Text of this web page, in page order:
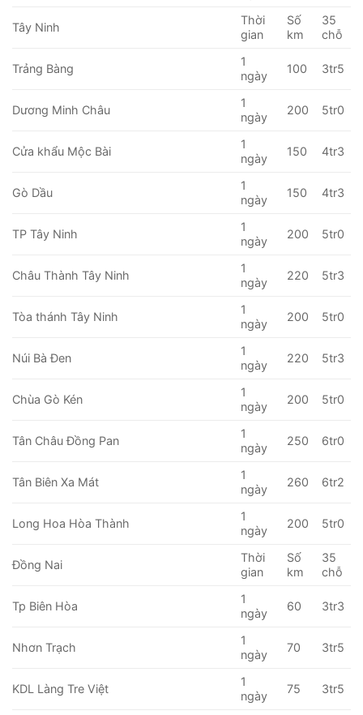
Tây Ninh
Thời
gian
Số
km
35
chỗ
Trảng Bàng
1
ngày
100 3tr5
Dương Minh Châu
1
ngày
200 5tr0
Cửa khẩu Mộc Bài
1
ngày
150 4tr3
Gò Dầu
1
ngày
150 4tr3
TP Tây Ninh
1
ngày
200 5tr0
Châu Thành Tây Ninh
1
ngày
220 5tr3
Tòa thánh Tây Ninh
1
ngày
200 5tr0
Núi Bà Đen
1
ngày
220 5tr3
Chùa Gò Kén
1
ngày
200 5tr0
Tân Châu Đồng Pan
1
ngày
250 6tr0
Tân Biên Xa Mát
1
ngày
260 6tr2
Long Hoa Hòa Thành
1
ngày
200 5tr0
Đồng Nai
Thời
gian
Số
km
35
chỗ
Tp Biên Hòa
1
ngày
60 3tr3
Nhơn Trạch
1
ngày
70 3tr5
KDL Làng Tre Việt
1
ngày
75 3tr5